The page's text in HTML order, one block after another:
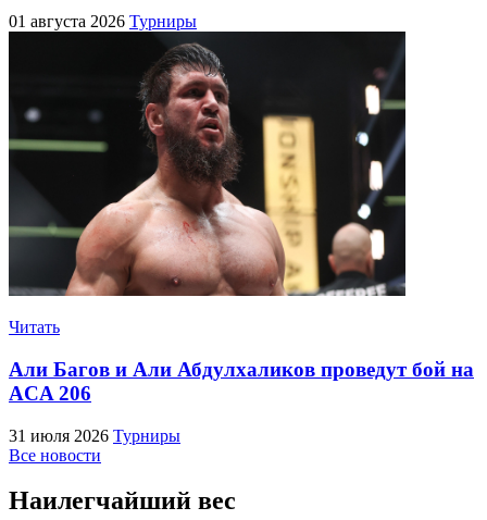
01 августа 2026 Турниры
Читать
Али Багов и Али Абдулхаликов проведут бой на
ACA 206
31 июля 2026 Турниры
Все новости
Наилегчайший вес